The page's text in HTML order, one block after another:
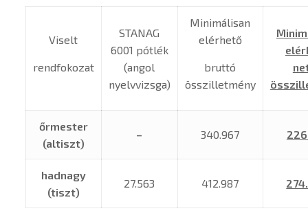
Viselt
rendfokozat
STANAG
6001 pótlék
(angol
nyelvvizsga)
Minimálisan
elérhető
bruttó
összilletmény
őrmester
(altiszt)
– 340.967
hadnagy
(tiszt)
27.563 412.987